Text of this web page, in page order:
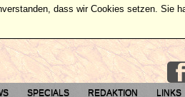
SPECIALS REDAKTION LINKS
dass wir Cookies setzen. Sie